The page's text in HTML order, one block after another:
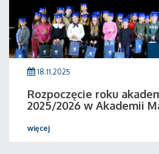
18.11.2025
Rozpoczęcie roku
2025/2026 w Akademii
więcej